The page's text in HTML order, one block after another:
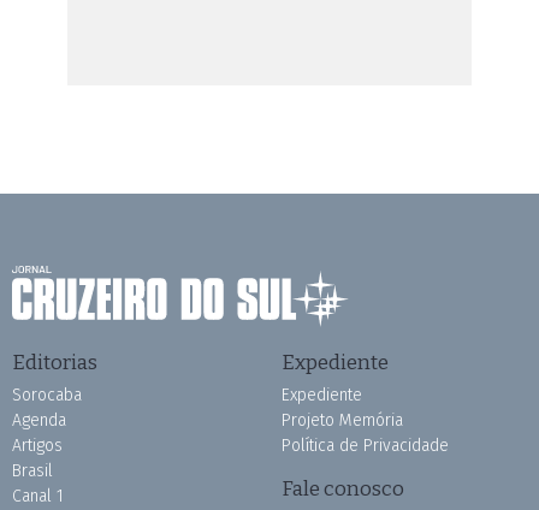
Editorias
Sorocaba
Agenda
Artigos
Brasil
Canal 1
Expediente
Expediente
Projeto Memória
Política de Privacidade
Fale conosco